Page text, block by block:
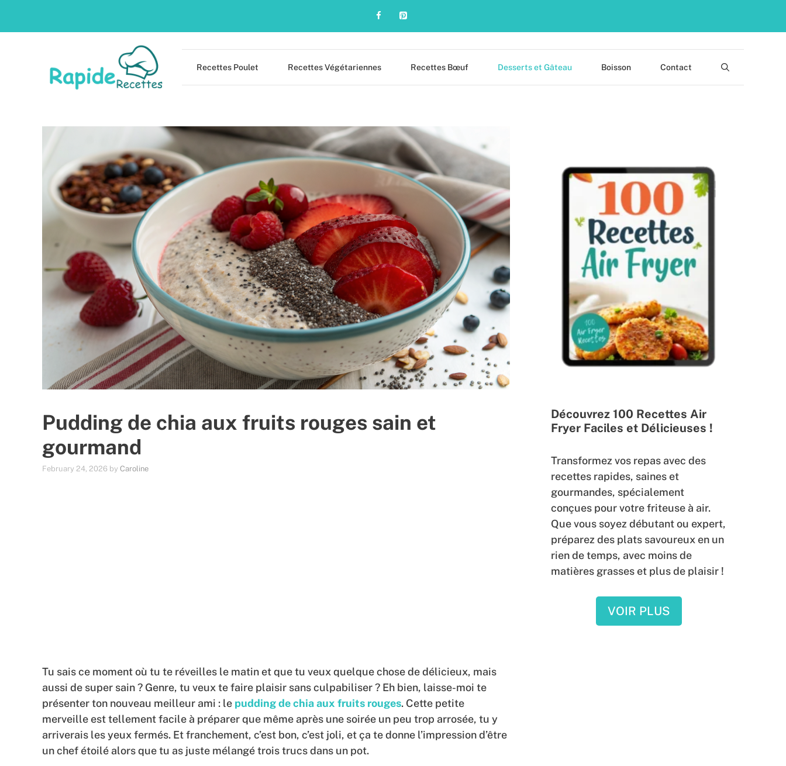
Recettes Poulet Recettes Végétariennes Recettes Bœuf Desserts et Gâteau Boisson Contact
Pudding de chia aux fruits rouges sain et
gourmand
February 24, 2026 by Caroline
Tu sais ce moment où tu te réveilles le matin et que tu veux quelque chose de délicieux, mais
aussi de super sain ? Genre, tu veux te faire plaisir sans culpabiliser ? Eh bien, laisse-moi te
présenter ton nouveau meilleur ami : le pudding de chia aux fruits rouges. Cette petite
merveille est tellement facile à préparer que même après une soirée un peu trop arrosée, tu y
arriverais les yeux fermés. Et franchement, c’est bon, c’est joli, et ça te donne l’impression d’être
un chef étoilé alors que tu as juste mélangé trois trucs dans un pot.
Découvrez 100 Recettes Air
Fryer Faciles et Délicieuses !
Transformez vos repas avec des
recettes rapides, saines et
gourmandes, spécialement
conçues pour votre friteuse à air.
Que vous soyez débutant ou expert,
préparez des plats savoureux en un
rien de temps, avec moins de
matières grasses et plus de plaisir !
VOIR PLUS